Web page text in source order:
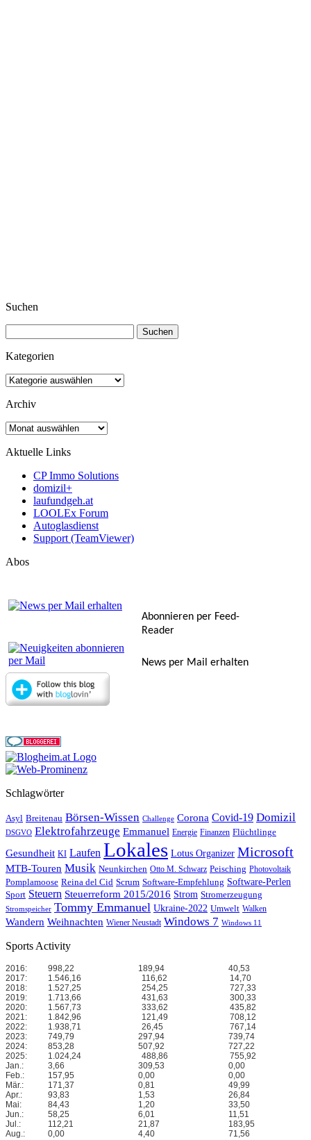
Suchen
nach:
Kategorien
Kategorien
Archiv
Archiv
Aktuelle Links
CP Immo Solutions
domizil+
laufundgeh.at
LOOLEx Forum
Autoglasdienst
Support (TeamViewer)
Abos
Abonnieren per Feed-
Reader
News per Mail erhalten
Schlagwörter
Asyl Breitenau Börsen-Wissen Challenge Corona Covid-19 Domizil
DSGVO Elektrofahrzeuge Emmanuel Energie Finanzen Flüchtlinge
Gesundheit KI Laufen Lokales Lotus Organizer Microsoft
MTB-Touren Musik Neunkirchen Otto M. Schwarz Peisching Photovoltaik
Pomplamoose Reina del Cid Scrum Software-Empfehlung Software-Perlen
Sport Steuern Steuerreform 2015/2016 Strom Stromerzeugung
Stromspeicher Tommy Emmanuel Ukraine-2022 Umwelt Walken
Wandern Weihnachten Wiener Neustadt Windows 7 Windows 11
Sports Activity
2016: 998,22 189,94
40,53
2017:
1.546,16 116,62
14,70
2018:
1.527,25 254,25
727,33
2019:
1.713,66 431,63
300,33
2020:
1.567,73 333,62
435,82
2021:
1.842,96 121,49
708,12
2022:
1.938,71 26,45
767,14
2023:
749,79 297,94
739,74
2024:
853,28 507,92
727,22
2025:
1.024,24 488,86
755,92
Jan.:
3,66 309,53
0,00
Feb.:
157,95 0,00
0,00
Mär.:
171,37 0,81
49,99
Apr.:
93,83 1,53
26,84
Mai:
84,43 1,20
33,50
Jun.:
58,25 6,01
11,51
Jul.:
112,21 21,87
183,95
Aug.:
0,00 4,40 71,56